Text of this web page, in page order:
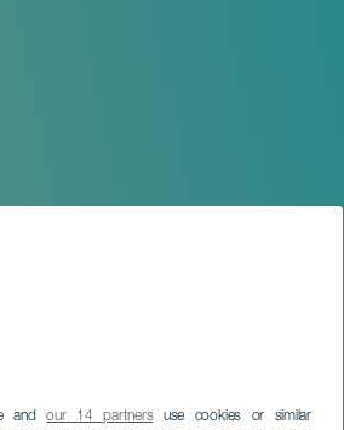
andour 14 partnersuse cookies or similar